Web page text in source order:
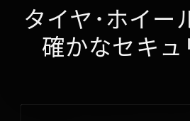
タイヤ･ホイー
確かなセキュ